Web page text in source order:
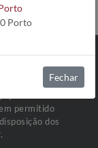
uma vasta rede
permitido
dos
Porto
Fechar